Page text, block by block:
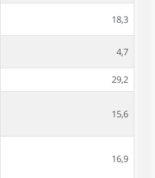
18,3
4,7
29,2
15,6
16,9